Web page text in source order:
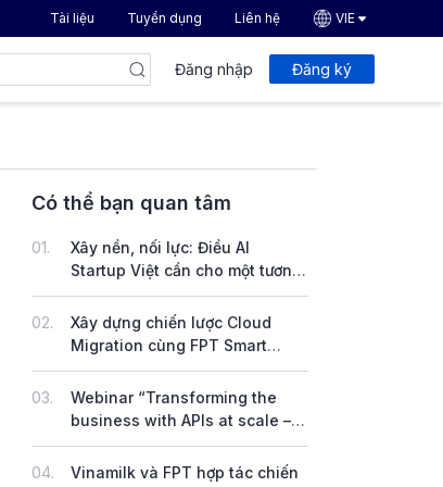
Tài liệu Tuyển dụng Liên hệ VIE
Đăng nhập Đăng ký
Có thể bạn quan tâm
01.
Xây nền, nối lực: Điều AI
Startup Việt cần cho một tương
lai bền vững
02.
Xây dựng chiến lược Cloud
Migration cùng FPT Smart
Cloud
03.
Webinar “Transforming the
business with APIs at scale –
Thúc đẩy sáng tạo nhanh
chóng và bảo mật với FPT API
04.
Vinamilk và FPT hợp tác chiến